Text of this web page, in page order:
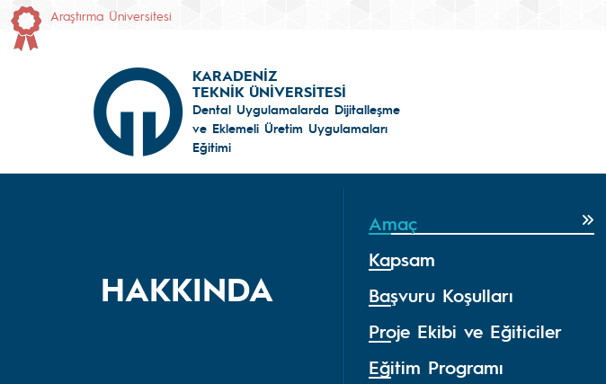
Araştırma Üniversitesi
KARADENİZ
TEKNİK ÜNİVERSİTESİ
Dental Uygulamalarda Dijitalleşme
ve Eklemeli Üretim Uygulamaları
Eğitimi
HAKKINDA
Amaç
Kapsam
Başvuru Koşulları
Proje Ekibi ve Eğiticiler
Eğitim Programı